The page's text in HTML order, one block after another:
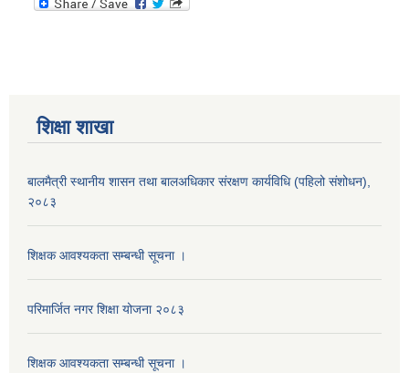
शिक्षा शाखा
बालमैत्री स्थानीय शासन तथा बालअधिकार संरक्षण कार्यविधि (पहिलो संशोधन),
२०८३
शिक्षक आवश्यकता सम्बन्धी सूचना ।
परिमार्जित नगर शिक्षा योजना २०८३
शिक्षक आवश्यकता सम्बन्धी सूचना ।